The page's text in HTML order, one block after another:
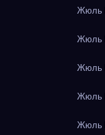
Жюль
Жюль
Жюль
Жюль
Жюль